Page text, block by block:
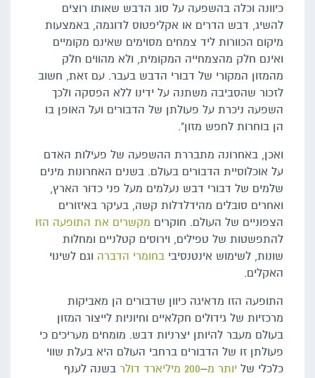
כיוונה וכלה בהשפעה על סוג הדבש שאותו רוצים
להשיג, דבש הדרים או אקליפטוס לדוגמה, באמצעות
מיקום הכוורות ליד צמחים מסוימים שאינם מקומיים
ואינם חלק מהצמחייה המקומית, ולא מהווים חלק
מהמזון המקורי של דבורי הדבש בעבר. עם זאת, חשוב
לזכור שהסביבה משתנה על ידינו ללא הפסקה ולכך
השפעה ניכרת על פעולתן של הדבורים ועל האופן בו
הן בוחרות לחפש מזון".
ואכן, באחרונה מתבררת ההשפעה של פעילות האדם
על אוכלוסיית הדבורים בעולם. בשנים האחרונות מינים
שלמים של דבורי דבש נעלמים מעל פני כדור הארץ,
ואחרים סובלים מהידלדלות קשה, בעיקר באיזורים
הצפוניים של העולם. חוקרים מקשרים את התופעה הזו
להתפשטות של טפילים, וירוסים קטלניים ומחלות
שונות, לשימוש אינטנסיבי בחומרי הדברה וגם לשינוי
האקלים.
התופעה הזו מדאיגה כיוון שדבורים הן מאביקות
מרכזיות של גידולים חקלאיים וחיוניות לייצור המזון
בעולם מעבר להיותן יצרניות דבש. מומחים מעריכים כי
פעולתן זו של הדבורים ברחבי העולם היא בעלת שווי
כלכלי של יותר מ–200 מיליארד דולר
בשנה לענף